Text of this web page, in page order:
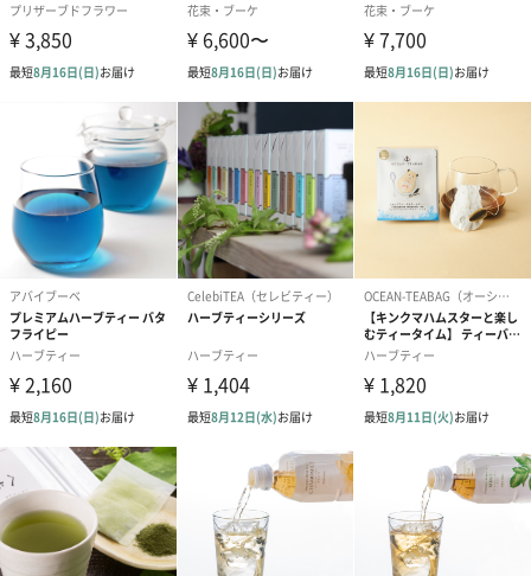
あり（220円）
メッセージカード
メッセージは60文字以内で記入してください。
※絵文字、特殊記号、機種依存文字は使用不可（ご入力いただい
ても印刷できません）